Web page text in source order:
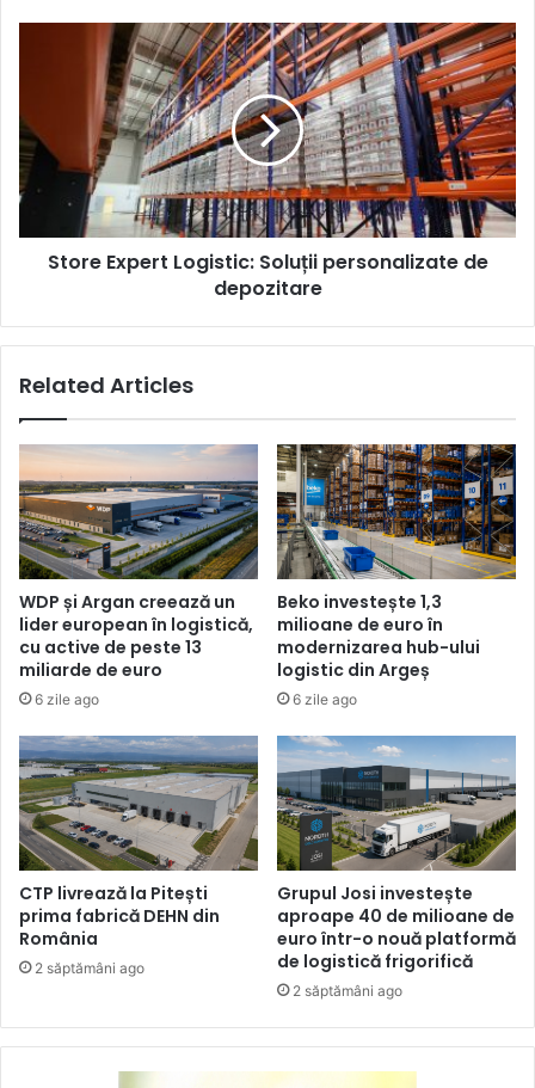
personalizate
de
depozitare
Store Expert Logistic: Soluții personalizate de
depozitare
Related Articles
WDP și Argan creează un
lider european în logistică,
cu active de peste 13
miliarde de euro
6 zile ago
Beko investește 1,3
milioane de euro în
modernizarea hub-ului
logistic din Argeș
6 zile ago
CTP livrează la Pitești
prima fabrică DEHN din
România
2 săptămâni ago
Grupul Josi investește
aproape 40 de milioane de
euro într-o nouă platformă
de logistică frigorifică
2 săptămâni ago